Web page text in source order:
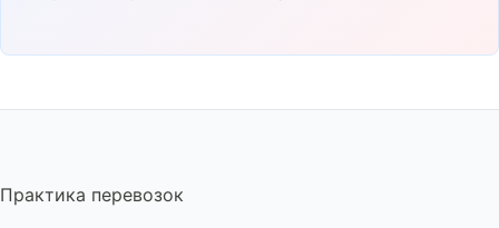
Практика перевозок